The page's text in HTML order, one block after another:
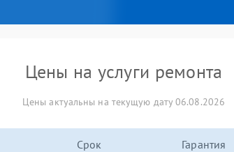
Цены на услуги ремонта
Цены актуальны на текущую дату 06.08.2026
Срок Гарантия